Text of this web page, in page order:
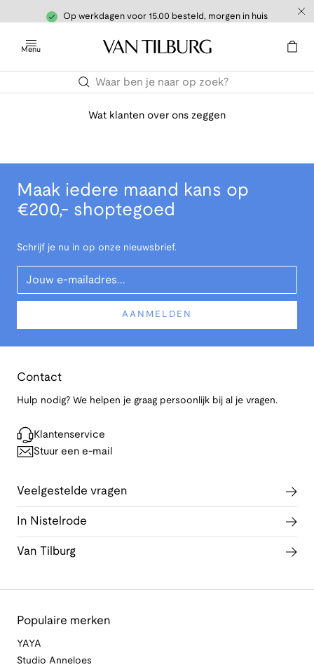
Op werkdagen voor 15.00 besteld, morgen in huis
Menu
Wat klanten over ons zeggen
Maak iedere maand kans op
€200,- shoptegoed
Schrijf je nu in op onze nieuwsbrief.
Your Email
AANMELDEN
Contact
Hulp nodig? We helpen je graag persoonlijk bij al je vragen.
Klantenservice
Stuur een e-mail
Veelgestelde vragen
In Nistelrode
Van Tilburg
Populaire merken
YAYA
Studio Anneloes